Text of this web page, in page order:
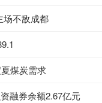
场不敌成都
煤炭需求
融券余额2.67亿元